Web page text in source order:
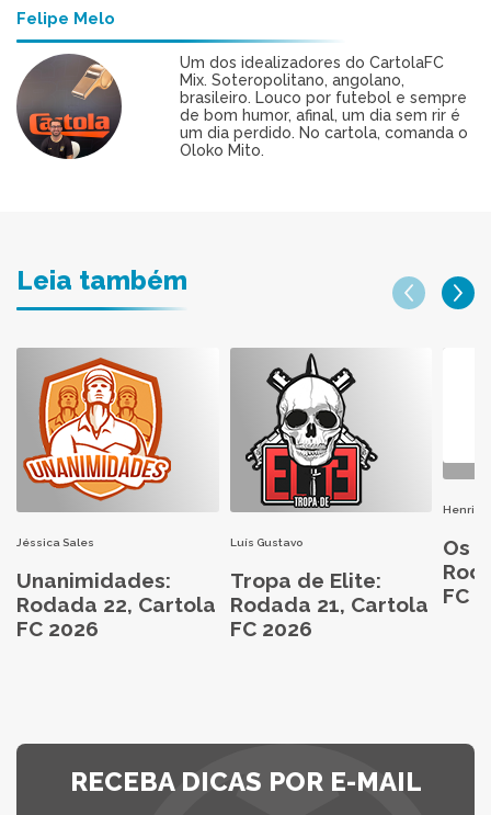
Felipe Melo
Um dos idealizadores do CartolaFC
Mix. Soteropolitano, angolano,
brasileiro. Louco por futebol e sempre
de bom humor, afinal, um dia sem rir é
um dia perdido. No cartola, comanda o
Oloko Mito.
Leia também
Jéssica Sales
Unanimidades:
Rodada 22, Cartola
FC 2026
Luís Gustavo
Tropa de Elite:
Rodada 21, Cartola
FC 2026
Henri
Os
FC
RECEBA DICAS POR E-MAIL